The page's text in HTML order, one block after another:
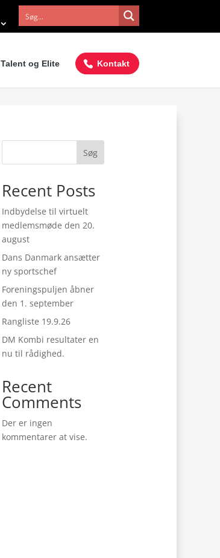
Talent og Elite Kontakt
Søg
Recent Posts
Indbydelse til virtuelt
medlemsmøde den 20.
august
Dans Danmark ansætter
ny sportschef
Foreningspuljen åbner
den 1. september
Rangliste 19.9.26
DM Kombi resultater en
nu til rådighed.
Recent
Comments
Der er ingen
kommentarer at vise.